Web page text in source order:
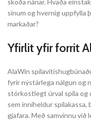
sínum og hvernig uppfylla
markaðar?
Yfirlit yfir forrit
AlaWin
fyrir nýstárlega nálgun og
stórkostlegt úrval spila og
sem inniheldur spilakassa,
gjafara. Með samvinnu